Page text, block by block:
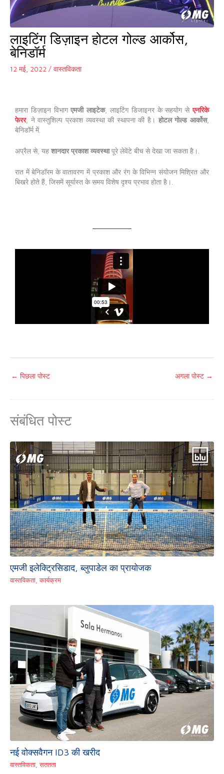
लाइटिंग डिज़ाइन होटल गोल्ड आर्कोस,
बेनिडॉर्म
12 मई, 2022 / वास्तविकता
हमारा डिज़ाइन विभागएमजी लाइटेक, लाइटिंग डिजाइनर के सहयोग सेएनरिके
फेरर, ने वास्तुशिल्प प्रकाश व्यवस्था की स्थापना की है। होटल गोल्ड आर्कोस,
बेनिडॉर्म में.
अप्रैल से, यह शानदार प्रकाश व्यवस्थापूरे लेवेंटे बीच से देखा जा सकता है।.
रात में बेनिडॉरम के वातावरण में प्रकाश और रंग के विभिन्न संयोजन मिश्रित और
बिखरे होते हैं, जिसमें सूर्यास्त के समय विशेष दृश्य प्रभाव होता है।.
← पिछला पोस्ट अगला पोस्ट →
संबंधित पोस्ट
एमजी इलेक्ट्रिसिडाद, ब्लुपाडेल का प्रायोजक
वास्तविकता ,कार्यक्रम
नई वोक्सवैगन ID3 की खरीद
वास्तविकता ,सततता